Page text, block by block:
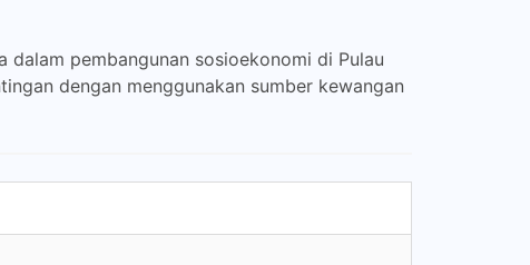
dalam pembangunan sosioekonomi di Pulau
dengan menggunakan sumber kewangan